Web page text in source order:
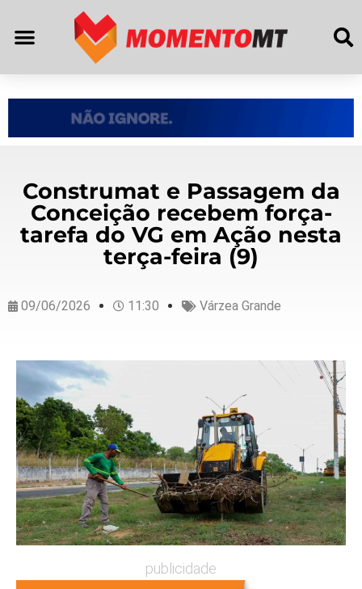
Construmat e Passagem da
Conceição recebem força-
tarefa do VG em Ação nesta
terça-feira (9)
09/06/2026 11:30 Várzea Grande
publicidade